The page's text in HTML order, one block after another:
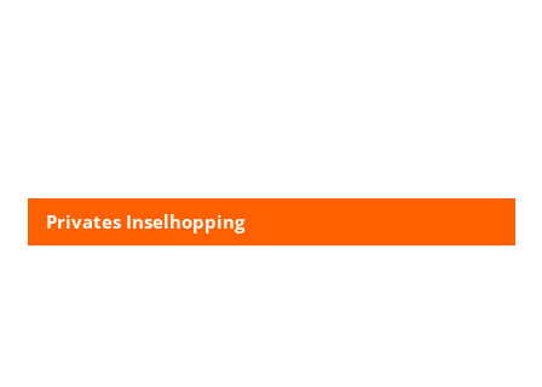
Privates Inselhopping